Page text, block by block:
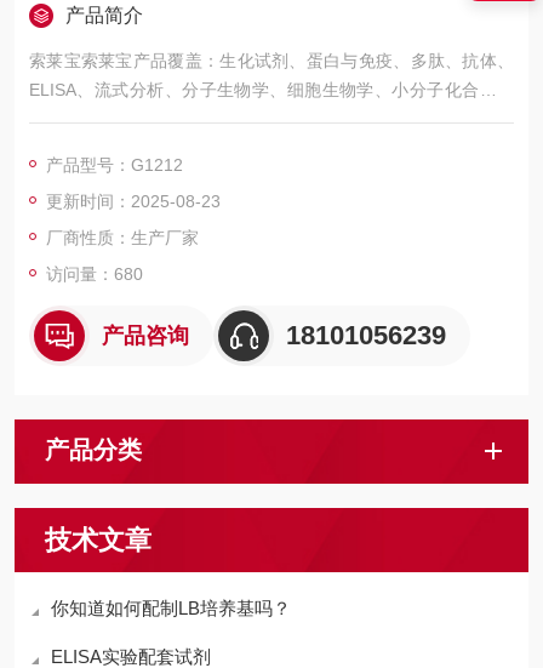
产品简介
索莱宝索莱宝产品覆盖：生化试剂、蛋白与免疫、多肽、抗体、
ELISA、流式分析、分子生物学、细胞生物学、小分子化合物、
生化试剂盒、染色试剂、分析标准品、微生物培养、层析介质、
5.4)
产品型号：G1212
更新时间：2025-08-23
厂商性质：生产厂家
访问量：680
产品咨询 18101056239
产品分类
技术文章
你知道如何配制LB培养基吗？
ELISA实验配套试剂